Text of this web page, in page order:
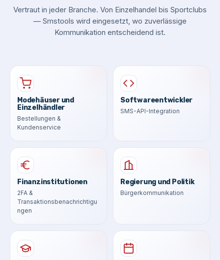
Vertraut in jeder Branche. Von Einzelhandel bis Sportclubs
— Smstools wird eingesetzt, wo zuverlässige
Kommunikation entscheidend ist.
Modehäuser und
Einzelhändler
Bestellungen &
Kundenservice
Softwareentwickler
SMS-API-Integration
Finanzinstitutionen
2FA &
Transaktionsbenachrichtigu
ngen
Regierung und Politik
Bürgerkommunikation